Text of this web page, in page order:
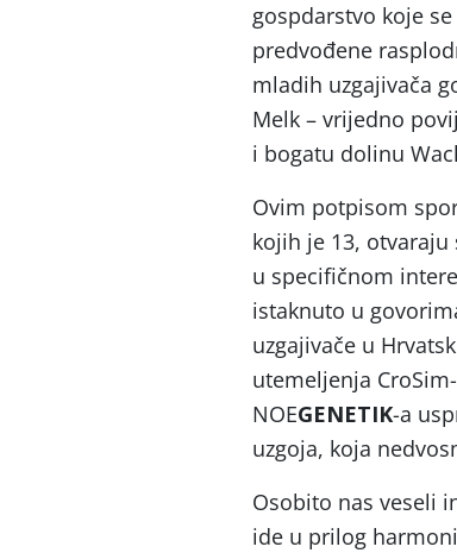
gospdarstvo koje
predvođene
mladih uzgajivača
Melk – vrijedno
i bogatu dolinu
Ovim potpisom
kojih je 13,
u specifičnom
istaknuto u
uzgajivače u
utemeljenja
NOEGENETIK-a
uzgoja, koja
Osobito nas veseli
ide u prilog